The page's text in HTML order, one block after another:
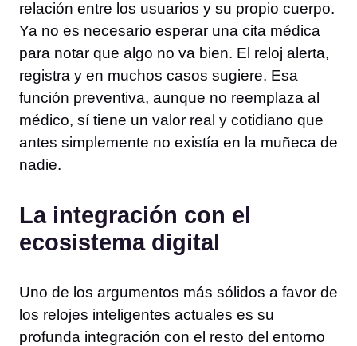
relación entre los usuarios y su propio cuerpo.
Ya no es necesario esperar una cita médica
para notar que algo no va bien. El reloj alerta,
registra y en muchos casos sugiere. Esa
función preventiva, aunque no reemplaza al
médico, sí tiene un valor real y cotidiano que
antes simplemente no existía en la muñeca de
nadie.
La integración con el
ecosistema digital
Uno de los argumentos más sólidos a favor de
los relojes inteligentes actuales es su
profunda integración con el resto del entorno